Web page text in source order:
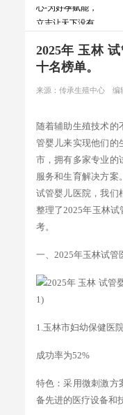
2025年 玉林
十名榜单。
来源：传承生殖中心 编
随着辅助生殖技术的
管婴儿来实现他们的
市，拥有多家专业的
服务和生育解决方案
试管婴儿医院，我们
整理了2025年玉林
考。
一、2025年玉林试管
1.玉林市妇幼保健医
成功率为52%
特色：采用微刺激方
备先进的医疗设备和